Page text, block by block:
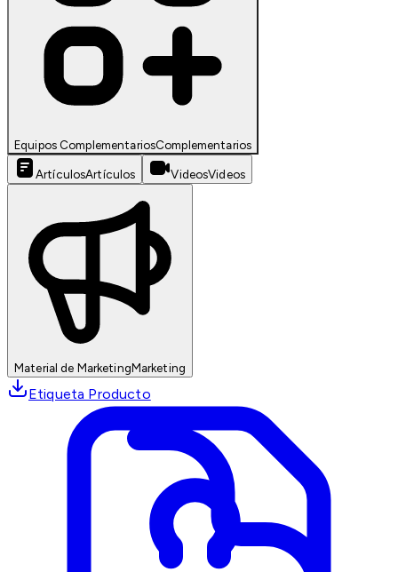
Equipos ComplementariosComplementarios
ArtículosArtículos VideosVideos
Material de MarketingMarketing
Etiqueta Producto